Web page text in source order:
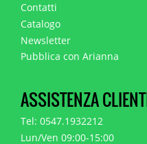
Contatti
Catalogo
Newsletter
Pubblica con Arianna
ASSISTENZA
Tel: 0547.1932212
Lun/Ven 09:00-15:00